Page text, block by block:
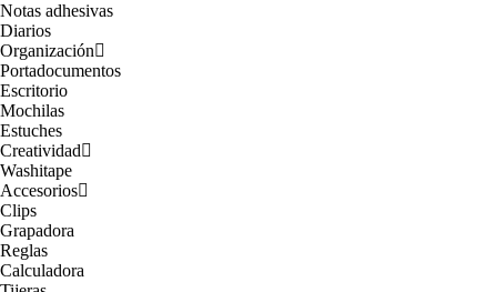
Notas adhesivas
Diarios
Organización
Portadocumentos
Escritorio
Mochilas
Estuches
Creatividad
Washitape
Accesorios
Clips
Grapadora
Reglas
Calculadora